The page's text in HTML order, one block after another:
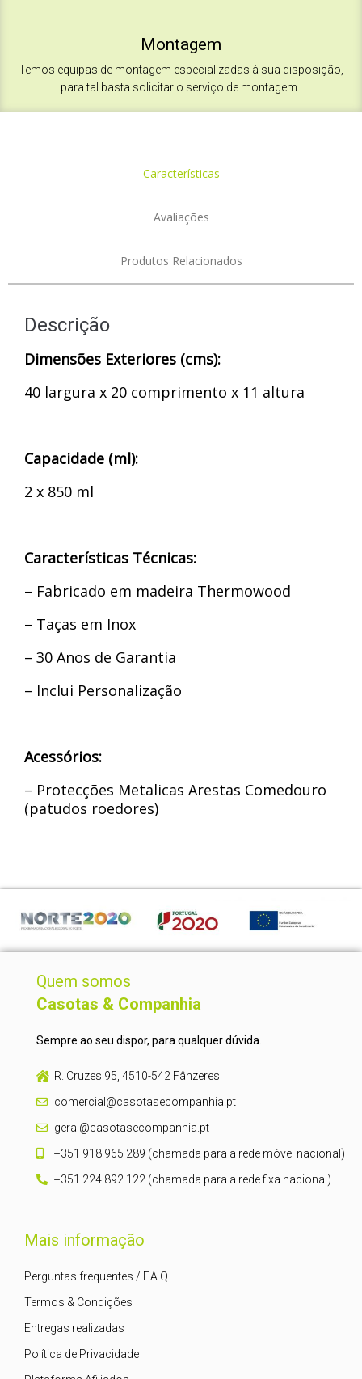
Montagem
Temos equipas de montagem especializadas à sua disposição,
para tal basta solicitar o serviço de montagem.
Características
Avaliações
Produtos Relacionados
Descrição
Dimensões Exteriores (cms):
40 largura x 20 comprimento x 11 altura
Capacidade (ml):
2 x 850 ml
Características Técnicas:
– Fabricado em madeira Thermowood
– Taças em Inox
– 30 Anos de Garantia
– Inclui Personalização
Acessórios:
– Protecções Metalicas Arestas Comedouro
(patudos roedores)
Quem somos
Casotas & Companhia
Sempre ao seu dispor, para qualquer dúvida.
R. Cruzes 95, 4510-542 Fânzeres
comercial@casotasecompanhia.pt
geral@casotasecompanhia.pt
+351 918 965 289 (chamada para a rede móvel nacional)
+351 224 892 122 (chamada para a rede fixa nacional)
Mais informação
Perguntas frequentes / F.A.Q
Termos & Condições
Entregas realizadas
Política de Privacidade